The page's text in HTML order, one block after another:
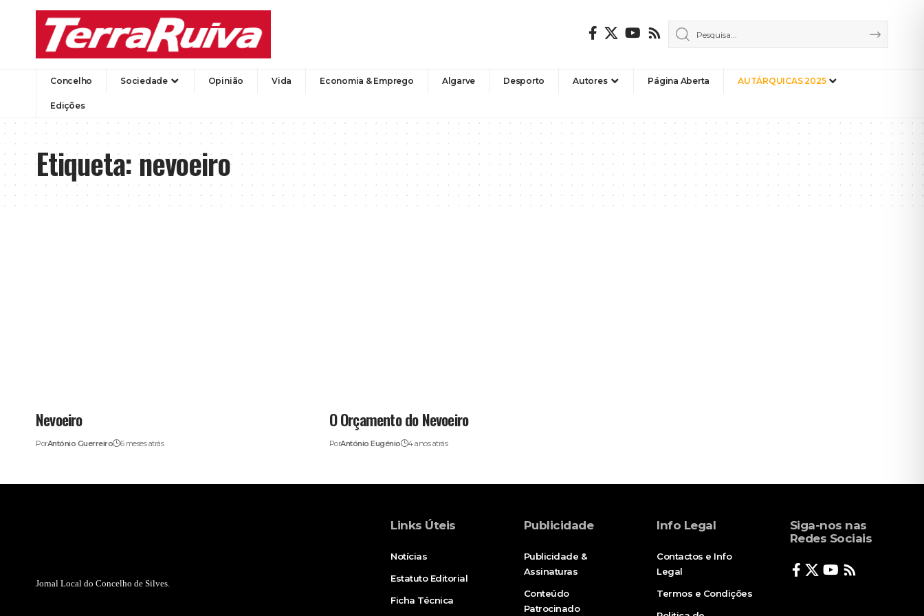
Concelho Sociedade Opinião Vida Economia & Emprego Algarve Desporto Autores Página Aberta AUTÁRQUICAS 2025
Edições
Etiqueta:nevoeiro
Nevoeiro
PorAntónio Guerreiro 6 meses atrás
O Orçamento do Nevoeiro
PorAntónio Eugénio 4 anos atrás
Jornal Local do Concelho de Silves.
Links Úteis
Notícias
Estatuto Editorial
Ficha Técnica
Publicidade
Publicidade &
Assinaturas
Conteúdo
Patrocinado
Info Legal
Contactos e Info
Legal
Termos e Condições
Siga-nos nas
Redes Sociais